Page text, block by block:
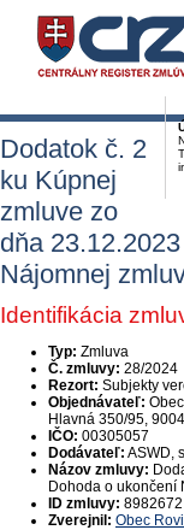
Dodatok č. 2
ku Kúpnej
zmluve zo
dňa
Nájomnej
Identifikácia
Typ: Zmluva
Č. zmluvy: 28/2024
Rezort: Subjekty
Objednávateľ:
Hlavná 350/95,
IČO: 00305057
Dodávateľ: ASWD,
Názov zmluvy:
Dohoda o ukončení
ID zmluvy: 8982672
Zverejnil: Obec